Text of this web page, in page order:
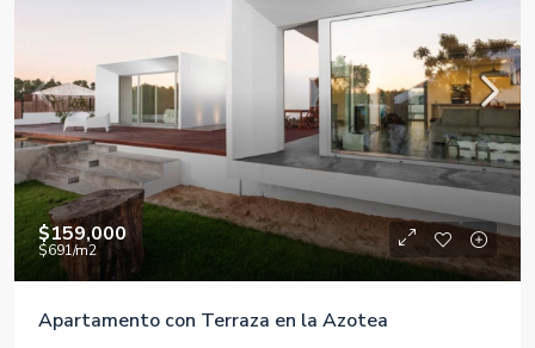
$159,000
$691/m2
Apartamento con Terraza en la Azotea